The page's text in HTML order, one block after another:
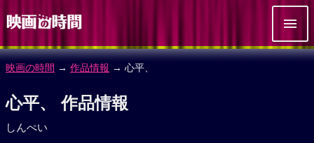
映画の時間 → 作品情報 → 心平、
心平、 作品情報
しんぺい